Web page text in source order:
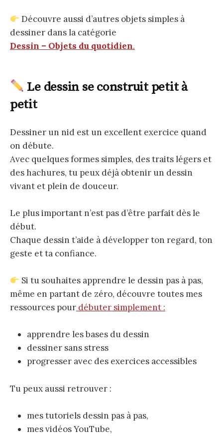
Découvre aussi d’autres objets simples à
dessiner dans la catégorie
Dessin – Objets du quotidien.
Le dessin se construit petit à
petit
Dessiner un nid est un excellent exercice quand
on débute.
Avec quelques formes simples, des traits légers et
des hachures, tu peux déjà obtenir un dessin
vivant et plein de douceur.
Le plus important n’est pas d’être parfait dès le
début.
Chaque dessin t’aide à développer ton regard, ton
geste et ta confiance.
Si tu souhaites apprendre le dessin pas à pas,
même en partant de zéro, découvre toutes mes
ressources pour débuter simplement :
apprendre les bases du dessin
dessiner sans stress
progresser avec des exercices accessibles
Tu peux aussi retrouver :
mes tutoriels dessin pas à pas,
mes vidéos YouTube,